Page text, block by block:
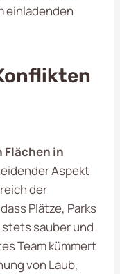
einladenden
Flächen in
Aspekt
der
Plätze, Parks
sauber und
Team kümmert
von Laub,